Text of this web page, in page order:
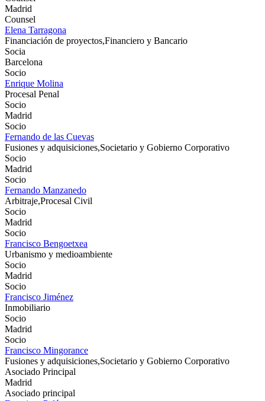
Madrid
Counsel
Elena Tarragona
Financiación de proyectos,Financiero y Bancario
Socia
Barcelona
Socio
Enrique Molina
Procesal Penal
Socio
Madrid
Socio
Fernando de las Cuevas
Fusiones y adquisiciones,Societario y Gobierno Corporativo
Socio
Madrid
Socio
Fernando Manzanedo
Arbitraje,Procesal Civil
Socio
Madrid
Socio
Francisco Bengoetxea
Urbanismo y medioambiente
Socio
Madrid
Socio
Francisco Jiménez
Inmobiliario
Socio
Madrid
Socio
Francisco Mingorance
Fusiones y adquisiciones,Societario y Gobierno Corporativo
Asociado Principal
Madrid
Asociado principal